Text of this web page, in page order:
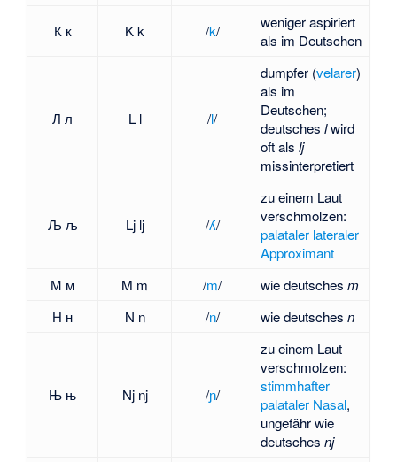
К к K k ​/⁠k⁠/​
weniger aspiriert
als im Deutschen
Л л L l ​/⁠l⁠/​
dumpfer (velarer)
als im
Deutschen;
deutsches lwird
oft als lj
missinterpretiert
Љ љ Lj lj ​/⁠ʎ⁠/​
zu einem Laut
verschmolzen:
palataler lateraler
Approximant
М м
M m ​/⁠m⁠/​ wie deutsches m
Н н
N n ​/⁠n⁠/​ wie deutsches n
Њ њ Nj nj ​/⁠ɲ⁠/​
zu einem Laut
verschmolzen:
stimmhafter
palataler Nasal,
ungefähr wie
deutsches nj